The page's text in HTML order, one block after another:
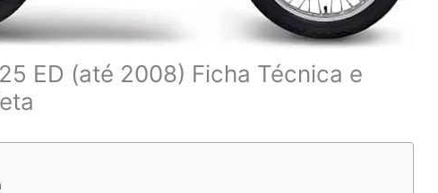
ED (até 2008) Ficha Técnica e